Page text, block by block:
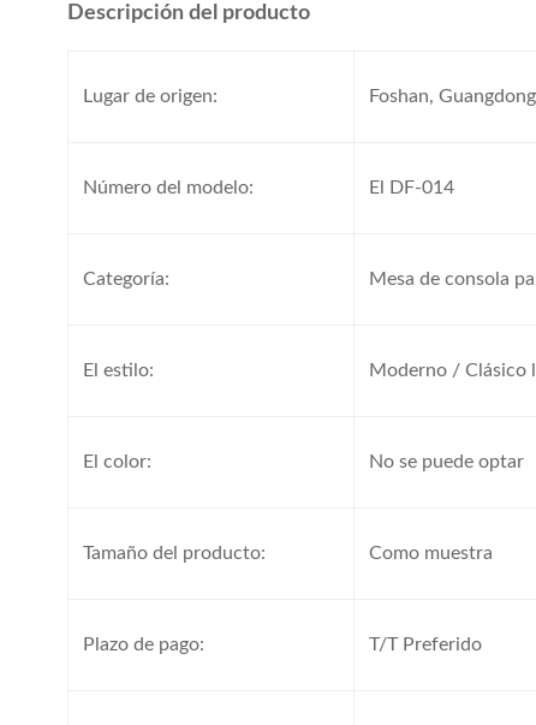
Descripción del producto
Lugar de origen: Foshan, Guangdong
Número del modelo: El DF-014
Categoría: Mesa de consola
El estilo: Moderno / Clásico
El color: No se puede optar
Tamaño del producto: Como muestra
Plazo de pago: T/T Preferido